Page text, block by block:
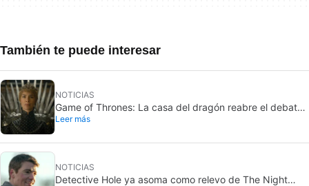
También te puede interesar
NOTICIAS
Game of Thrones: La casa del dragón reabre el debate
sobre la casa más poderosa de Poniente
Leer más
NOTICIAS
Detective Hole ya asoma como relevo de The Night